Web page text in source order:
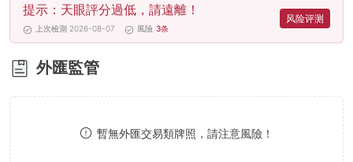
6
7
8
8
9
提示：天眼評分過低，請遠離！
上次檢測 2026-08-07 風險 3条
风险评测
外匯監管
暫無外匯交易類牌照，請注意風險！